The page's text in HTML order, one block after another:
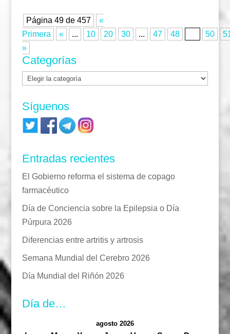
Página 49 de 457
«
Primera
« ... 10 20 30 ... 47 48 50
»
Categorías
Categorías
Síguenos
Entradas recientes
El Gobierno reforma el sistema de copago
farmacéutico
Día de Conciencia sobre la Epilepsia o Día
Púrpura 2026
Diferencias entre artritis y artrosis
Semana Mundial del Cerebro 2026
Día Mundial del Riñón 2026
Día de…
agosto 2026